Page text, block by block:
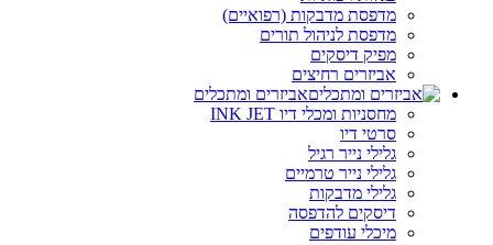
מדפסת מדבקות (רפואיים)
מדפסת לניהול תורים
מפיק דיסקים
אביזרים רחיצים
אביזרים ומתכלים
מחסניות ומכלי דיו INK JET
סרטי דיו
גלילי נייר רגיל
גלילי נייר טרמיים
גלילי מדבקות
דיסקים להדפסה
מיכלי עודפים